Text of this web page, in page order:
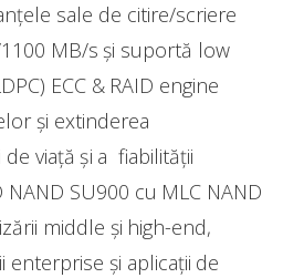
sale de citire/scriere
MB/s și suportă low
ECC & RAID engine
și extinderea
viață și a fiabilității
SU900 cu MLC NAND
middle și high-end,
enterprise și aplicații de